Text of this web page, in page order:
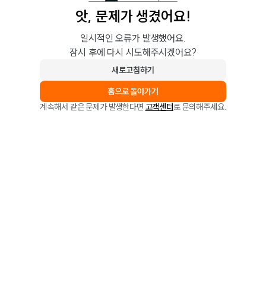
앗, 문제가 생겼어요!
일시적인 오류가 발생했어요.
잠시 후에 다시 시도해주시겠어요?
새로고침하기
홈으로 돌아가기
계속해서 같은 문제가 발생한다면 고객센터로 문의해주세요.